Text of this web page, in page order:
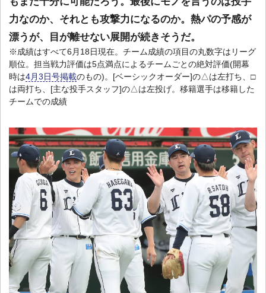
力なのか、それとも攻撃力になるのか。熱パの予感が
漂うが、目が離せない展開が続きそうだ。
※成績はすべて6月18日現在。チーム成績の項目の丸数字はリーグ
順位。担当戦力評価は5点満点によるチームごとの絶対評価(開幕
時は4月3日号掲載のもの)。[ベーシックオーダー]の△は左打ち、□
は両打ち、[主な投手スタッフ]の△は左投げ。移籍選手は移籍した
チームでの成績